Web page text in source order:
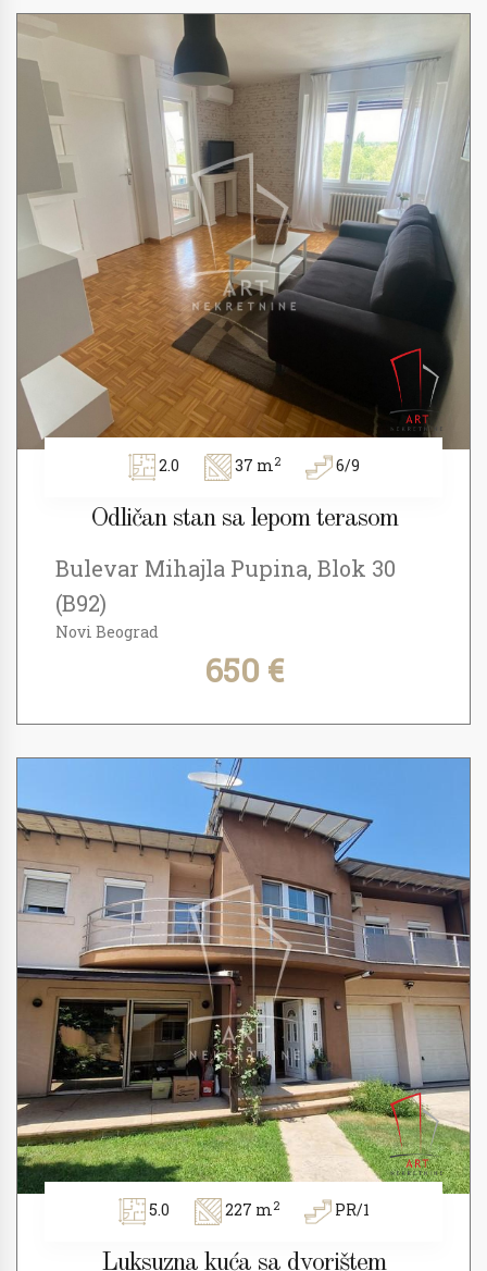
2.0 37 m2 6/9
Odličan stan sa lepom terasom
Bulevar Mihajla Pupina, Blok 30
(B92)
Novi Beograd
650 €
5.0 227 m2 PR/1
Luksuzna kuća sa dvorištem